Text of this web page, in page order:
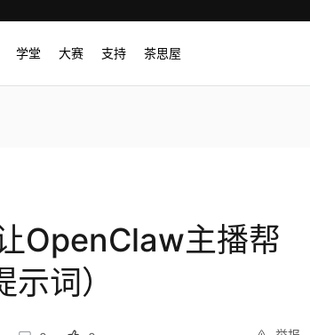
学堂 大赛 支持 茶思屋
OpenClaw主播帮
词）